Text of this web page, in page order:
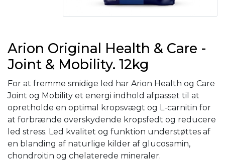
Arion Original Health & Care -
Joint & Mobility. 12kg
For at fremme smidige led har Arion Health og Care
Joint og Mobility et energi indhold afpasset til at
opretholde en optimal kropsvægt og L-carnitin for
at forbrænde overskydende kropsfedt og reducere
led stress. Led kvalitet og funktion understøttes af
en blanding af naturlige kilder af glucosamin,
chondroitin og chelaterede mineraler.